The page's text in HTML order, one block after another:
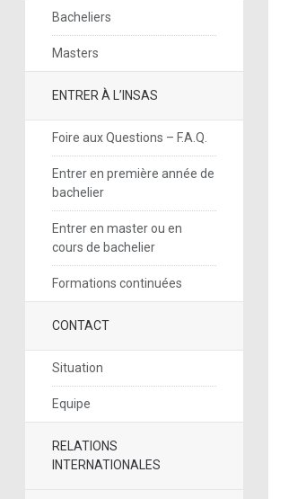
Bacheliers
Masters
ENTRER À L’INSAS
Foire aux Questions – F.A.Q.
Entrer en première année de
bachelier
Entrer en master ou en
cours de bachelier
Formations continuées
CONTACT
Situation
Equipe
RELATIONS
INTERNATIONALES